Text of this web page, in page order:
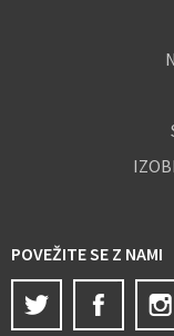
POVEŽITE SE Z NAMI
Twitter